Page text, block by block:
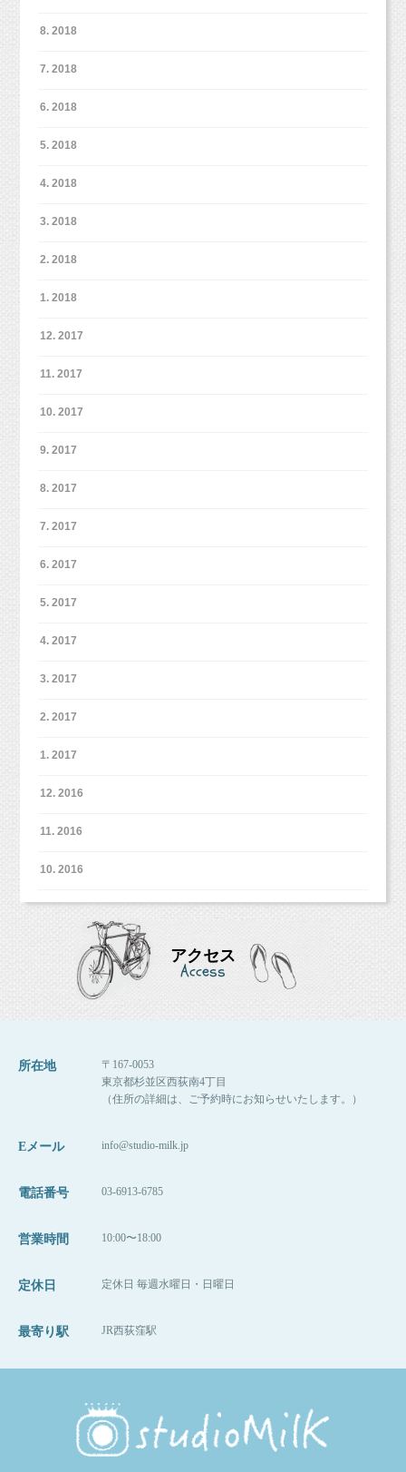
8. 2018
7. 2018
6. 2018
5. 2018
4. 2018
3. 2018
2. 2018
1. 2018
12. 2017
11. 2017
10. 2017
9. 2017
8. 2017
7. 2017
6. 2017
5. 2017
4. 2017
3. 2017
2. 2017
1. 2017
12. 2016
11. 2016
10. 2016
アクセス
Access
所在地
〒167-0053
東京都杉並区西荻南4丁目
（住所の詳細は、ご予約時にお知らせいたします。）
Eメール info@studio-milk.jp
電話番号 03-6913-6785
営業時間 10:00〜18:00
定休日 定休日 毎週水曜日・日曜日
最寄り駅 JR西荻窪駅